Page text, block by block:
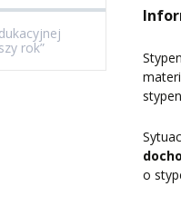
rok”
o